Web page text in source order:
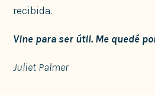
recibida.
Vine para ser útil. Me quedé
Juliet Palmer